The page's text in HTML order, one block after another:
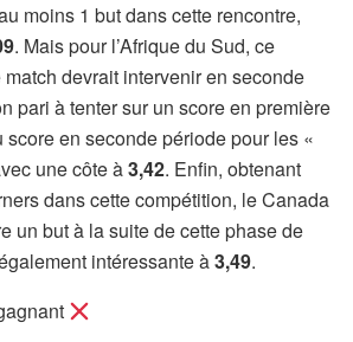
moins 1 but dans cette rencontre,
. Mais pour l’Afrique du Sud, ce
devrait intervenir en seconde
pari à tenter sur un score en première
en seconde période pour les «
une côte à3,42. Enfin, obtenant
dans cette compétition, le Canada
un but à la suite de cette phase de
intéressante à3,49.